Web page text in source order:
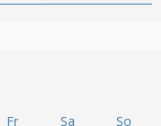
Fr Sa
So